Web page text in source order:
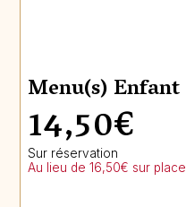
Menu(s) Enfant
14,50€
Sur réservation
Au lieu de 16,50€ sur place